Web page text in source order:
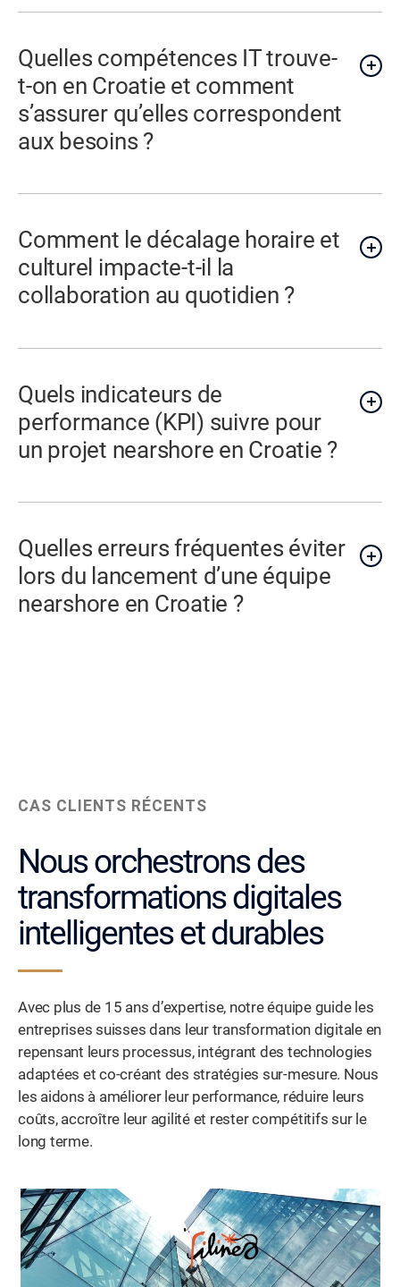
Quelles compétences IT trouve-
t-on en Croatie et comment
s’assurer qu’elles correspondent
aux besoins ?
Comment le décalage horaire et
culturel impacte-t-il la
collaboration au quotidien ?
Quels indicateurs de
performance (KPI) suivre pour
un projet nearshore en Croatie ?
Quelles erreurs fréquentes éviter
lors du lancement d’une équipe
nearshore en Croatie ?
CAS CLIENTS RÉCENTS
Nous orchestrons des
transformations digitales
intelligentes et durables
Avec plus de 15 ans d’expertise, notre équipe guide les
entreprises suisses dans leur transformation digitale en
repensant leurs processus, intégrant des technologies
adaptées et co-créant des stratégies sur-mesure. Nous
les aidons à améliorer leur performance, réduire leurs
coûts, accroître leur agilité et rester compétitifs sur le
long terme.